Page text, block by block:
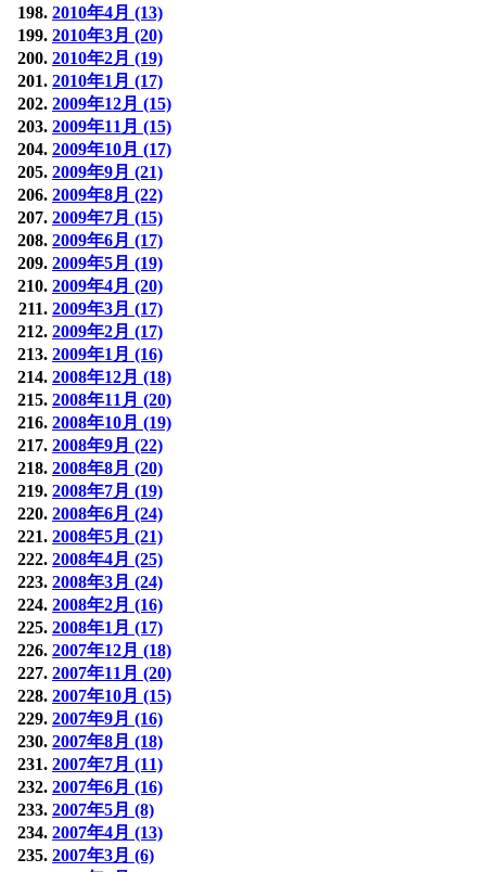
2010年4月 (13)
2010年3月 (20)
2010年2月 (19)
2010年1月 (17)
2009年12月 (15)
2009年11月 (15)
2009年10月 (17)
2009年9月 (21)
2009年8月 (22)
2009年7月 (15)
2009年6月 (17)
2009年5月 (19)
2009年4月 (20)
2009年3月 (17)
2009年2月 (17)
2009年1月 (16)
2008年12月 (18)
2008年11月 (20)
2008年10月 (19)
2008年9月 (22)
2008年8月 (20)
2008年7月 (19)
2008年6月 (24)
2008年5月 (21)
2008年4月 (25)
2008年3月 (24)
2008年2月 (16)
2008年1月 (17)
2007年12月 (18)
2007年11月 (20)
2007年10月 (15)
2007年9月 (16)
2007年8月 (18)
2007年7月 (11)
2007年6月 (16)
2007年5月 (8)
2007年4月 (13)
2007年3月 (6)